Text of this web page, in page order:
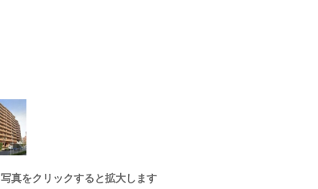
写真をクリックすると拡大します